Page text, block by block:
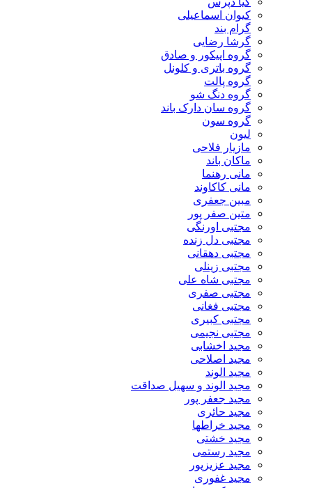
کیوان اسماعیلی
گرام بند
گرشا رضایی
گروه اپیکور و صادق
گروه باتری و کلونل
گروه پالت
گروه دنگ شو
گروه سان دارک باند
گروه سون
لیون
مازیار فلاحی
ماکان باند
مانی رهنما
مانی کاکاوند
مبین جعفری
متین صفر پور
مجتبی اورنگی
مجتبی دل زنده
مجتبی دهقانی
مجتبی زینلی
مجتبی شاه علی
مجتبی صفری
مجتبی فغانی
مجتبی کبیری
مجتبی نجیمی
مجید اخشابی
مجید اصلاحی
مجید الوند‎
مجید الوند و سهیل صداقت
مجید جعفر پور
مجید حائری
مجید خراطها
مجید خشتی
مجید رستمی
مجید عزیزپور
مجید غفوری